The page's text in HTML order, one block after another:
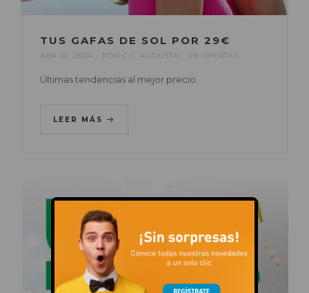
TUS GAFAS DE SOL POR 29€
ABR 02, 2024 POR C.C. AUGUSTA EN OFERTAS
Últimas tendencias al mejor precio.
LEER MÁS